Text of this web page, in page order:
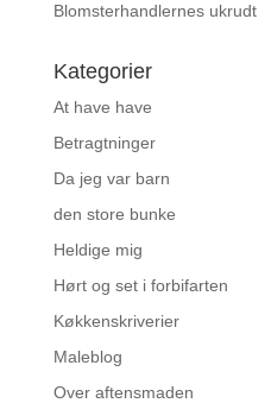
Blomsterhandlernes ukrudt
Kategorier
At have have
Betragtninger
Da jeg var barn
den store bunke
Heldige mig
Hørt og set i forbifarten
Køkkenskriverier
Maleblog
Over aftensmaden